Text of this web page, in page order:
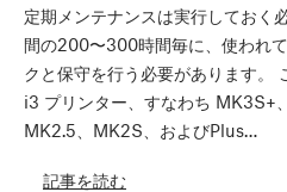
定期メンテナンスは実行しておく
間の200〜300時間毎に、使われ
クと保守を行う必要があります
i3 プリンター、すなわち MK3S+
MK2.5、MK2S、およびPlus…
記事を読む